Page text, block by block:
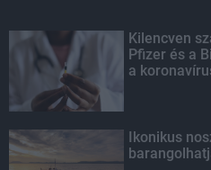
Kilencven
Pfizer és a
a
Ikonikus